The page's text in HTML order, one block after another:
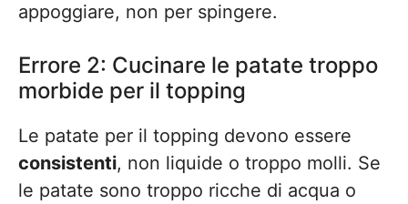
appoggiare, non per spingere.
Errore 2: Cucinare le patate troppo
morbide per il topping
Le patate per il topping devono essere
consistenti, non liquide o troppo molli. Se
le patate sono troppo ricche di acqua o